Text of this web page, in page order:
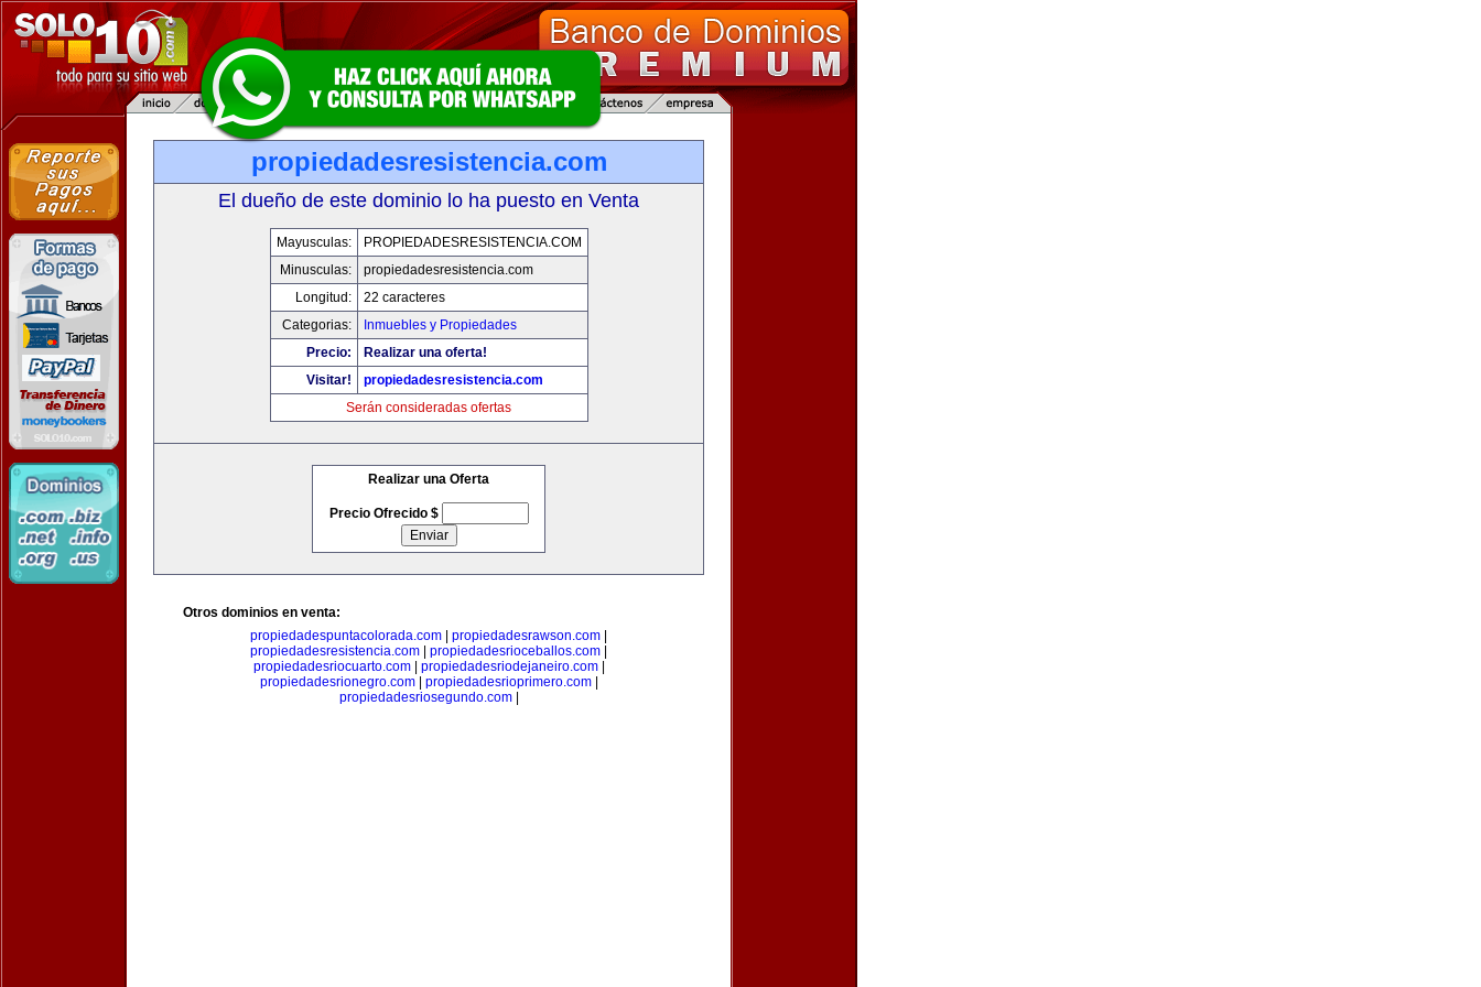
propiedadesresistencia.com
El dueño de este dominio lo ha puesto en Venta
Mayusculas:
PROPIEDADESRESISTENCIA.COM
Minusculas:
propiedadesresistencia.com
Longitud:
22 caracteres
Categorias:
Inmuebles y Propiedades
Precio:
Realizar una oferta!
Visitar!
propiedadesresistencia.com
Serán consideradas ofertas
Realizar una Oferta
Precio Ofrecido $
Otros dominios en venta:
propiedadespuntacolorada.com
propiedadesrawson.com
propiedadesresistencia.com
propiedadesrioceballos.com
propiedadesriocuarto.com| propiedadesriodejaneiro.com|
propiedadesrionegro.com| propiedadesrioprimero.com|
propiedadesriosegundo.com|